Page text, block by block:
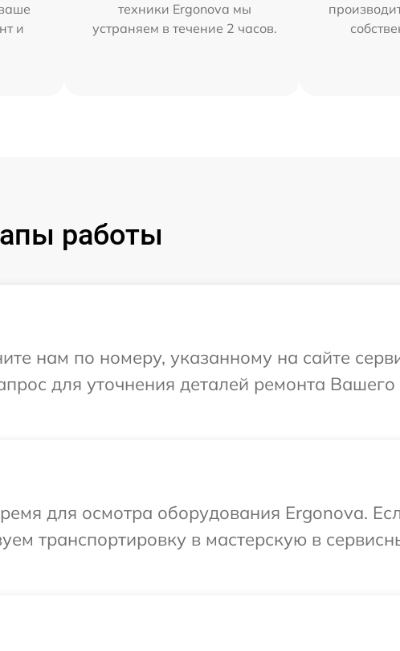
и
техники Ergonova мы
устраняем в течение 2 часов.
работы
нам по номеру, указанному на сайте
для уточнения деталей ремонта Вашего
для осмотра оборудования Ergonova.
транспортировку в мастерскую в